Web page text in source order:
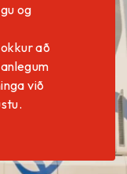
og
að
við